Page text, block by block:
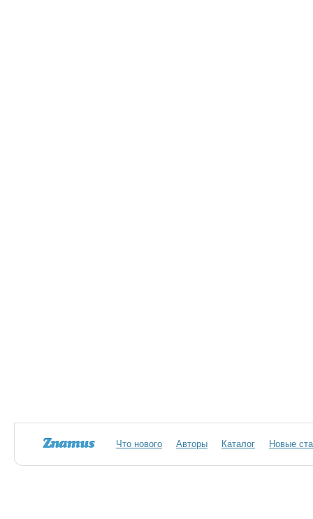
Что нового Авторы Каталог Новые